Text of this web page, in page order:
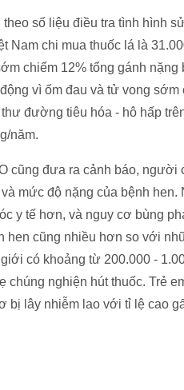
theo số liệu điều tra tình hình
Nam chi mua thuốc lá là
chiếm 12% tổng gánh
vì ốm đau và tử vong
đường tiêu hóa - hô hấp
năm.
cũng đưa ra cảnh báo, người
mức độ nặng của bệnh
y tế hơn, và nguy cơ bùng
hen cũng nhiều hơn so với
có khoảng từ 200.000 -
chúng nghiện hút thuốc. Trẻ
bị lây nhiễm lao với tỉ lệ cao